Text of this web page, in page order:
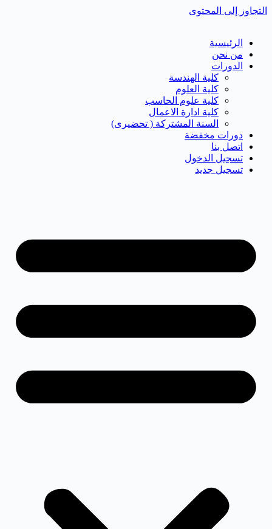
التجاوز إلى المحتوى
الرئيسية
من نحن
الدورات
كلية الهندسة
كلية العلوم
كلية علوم الحاسب
كلية ادارة الاعمال
السنة المشتركة ( تحضيرى)
دورات مخفضة
اتصل بنا
تسجيل الدخول
تسجيل جديد